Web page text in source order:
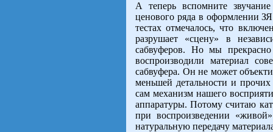
А теперь вспомните
ценового ряда в оформлении
тестах отмечалось, что
разрушает «сцену» в
сабвуферов. Но мы
воспроизводили материал
сабвуфера. Он не может
меньшей детальности и
сам механизм нашего
аппаратуры. Потому считаю
при воспроизведении
натуральную передачу